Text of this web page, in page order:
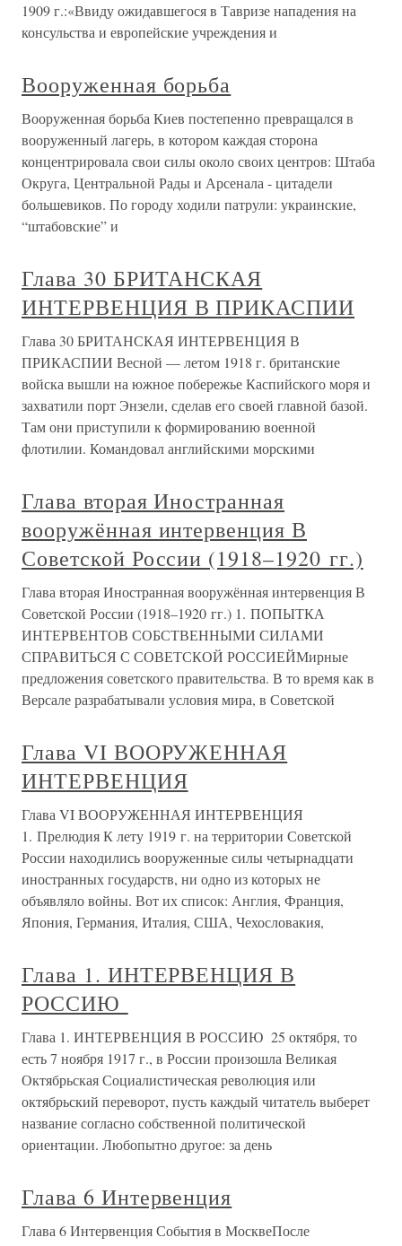
1909 г.:«Ввиду ожидавшегося в Тавризе нападения на
консульства и европейские учреждения и
Вооруженная борьба
Вооруженная борьба Киев постепенно превращался в
вооруженный лагерь, в котором каждая сторона
концентрировала свои силы около своих центров: Штаба
Округа, Центральной Рады и Арсенала - цитадели
большевиков. По городу ходили патрули: украинские,
“штабовские” и
Глава 30 БРИТАНСКАЯ
ИНТЕРВЕНЦИЯ В ПРИКАСПИИ
Глава 30 БРИТАНСКАЯ ИНТЕРВЕНЦИЯ В
ПРИКАСПИИ Весной — летом 1918 г. британские
войска вышли на южное побережье Каспийского моря и
захватили порт Энзели, сделав его своей главной базой.
Там они приступили к формированию военной
флотилии. Командовал английскими морскими
Глава вторая Иностранная
вооружённая интервенция В
Советской России (1918–1920 гг.)
Глава вторая Иностранная вооружённая интервенция В
Советской России (1918–1920 гг.) 1. ПОПЫТКА
ИНТЕРВЕНТОВ СОБСТВЕННЫМИ СИЛАМИ
СПРАВИТЬСЯ С СОВЕТСКОЙ РОССИЕЙМирные
предложения советского правительства. В то время как в
Версале разрабатывали условия мира, в Советской
Глава VI ВООРУЖЕННАЯ
ИНТЕРВЕНЦИЯ
Глава VI ВООРУЖЕННАЯ ИНТЕРВЕНЦИЯ
1. Прелюдия К лету 1919 г. на территории Советской
России находились вооруженные силы четырнадцати
иностранных государств, ни одно из которых не
объявляло войны. Вот их список: Англия, Франция,
Япония, Германия, Италия, США, Чехословакия,
Глава 1. ИНТЕРВЕНЦИЯ В
РОССИЮ
Глава 1. ИНТЕРВЕНЦИЯ В РОССИЮ 25 октября, то
есть 7 ноября 1917 г., в России произошла Великая
Октябрьская Социалистическая революция или
октябрьский переворот, пусть каждый читатель выберет
название согласно собственной политической
ориентации. Любопытно другое: за день
Глава 6 Интервенция
Глава 6 Интервенция События в МосквеПосле